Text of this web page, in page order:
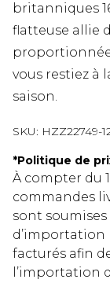
britanniques
flatteuse allie
vous restiez à
saison.
SKU: HZZ22749-
*Politique de
À compter du
commandes
sont soumises
d’importation
facturés afin
l’importation